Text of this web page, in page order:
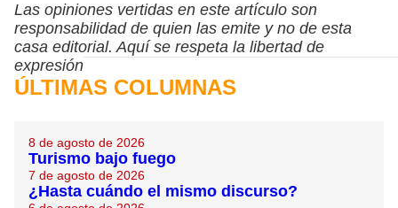
Las opiniones vertidas en este artículo son
responsabilidad de quien las emite y no de esta
casa editorial. Aquí se respeta la libertad de
expresión
ÚLTIMAS COLUMNAS
8 de agosto de 2026
Turismo bajo fuego
7 de agosto de 2026
¿Hasta cuándo el mismo discurso?